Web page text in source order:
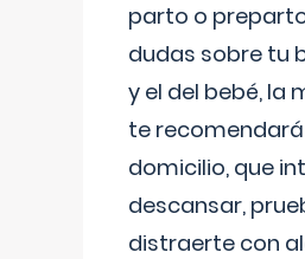
parto o
dudas sobre tu
y el del bebé, la
te
domicilio, que
descansar,
distraerte con